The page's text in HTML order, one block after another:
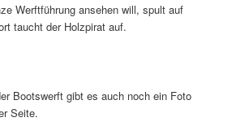
Werftführung ansehen will, spult auf
taucht der Holzpirat auf.
Bootswerft gibt es auch noch ein Foto
Seite.